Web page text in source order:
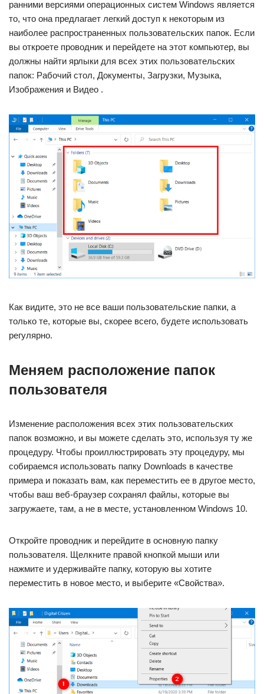
ранними версиями операционных систем Windows является
то, что она предлагает легкий доступ к некоторым из
наиболее распространенных пользовательских папок. Если
вы откроете проводник и перейдете на этот компьютер, вы
должны найти ярлыки для всех этих пользовательских
папок: Рабочий стол, Документы, Загрузки, Музыка,
Изображения и Видео .
Как видите, это не все ваши пользовательские папки, а
только те, которые вы, скорее всего, будете использовать
регулярно.
Меняем расположение папок
пользователя
Изменение расположения всех этих пользовательских
папок возможно, и вы можете сделать это, используя ту же
процедуру. Чтобы проиллюстрировать эту процедуру, мы
собираемся использовать папку Downloads в качестве
примера и показать вам, как переместить ее в другое место,
чтобы ваш веб-браузер сохранял файлы, которые вы
загружаете, там, а не в месте, установленном Windows 10.
Откройте проводник и перейдите в основную папку
пользователя. Щелкните правой кнопкой мыши или
нажмите и удерживайте папку, которую вы хотите
переместить в новое место, и выберите «Свойства».